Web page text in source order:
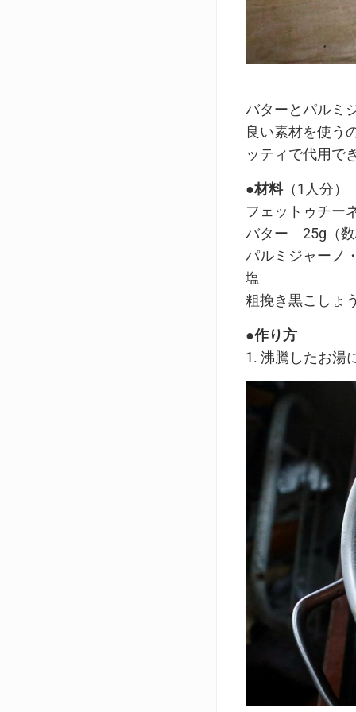
バターとパルミ
良い素材を使う
ッティで代用で
●材料（1人分）
フェットゥチー
バター 25g（数
パルミジャーノ
塩
粗挽き黒こしょ
●作り方
1. 沸騰したお湯